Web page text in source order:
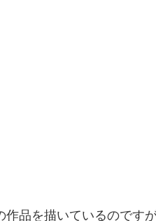
品を描いているのです